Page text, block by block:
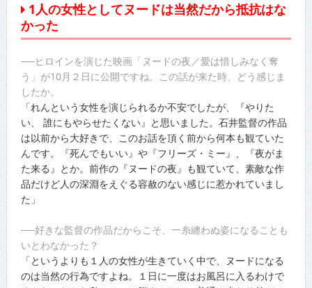
1人の女性としてヌードは当然だから抵抗はな
かった
──ヒロインを演じた映画「ヌードの夜／愛は惜しみなく奪
う」が10月２日に公開ですね。この話が来た時、どう感じま
したか。
「れんという女性を演じられるか不安でしたが、『やりた
い、 誰にもやらせたくない』と思いました。石井監督の作品
は以前から大好きで、このお話を頂く前から何本も観ていた
んです。『死んでもいい』や『フリーズ・ミー』、『夜がま
た来る』とか。前作の『ヌードの夜』も観ていて、素敵な作
品だけど人の深淵をえぐる容赦のない感じに惹かれていまし
た」
──好きな監督の作品だからこそ、一糸纏わぬ姿になることも
いとわなかった？
「というよりも１人の女性が生きていく中で、ヌードになる
のは当然の行為ですよね。１日に一度はお風呂に入るわけで